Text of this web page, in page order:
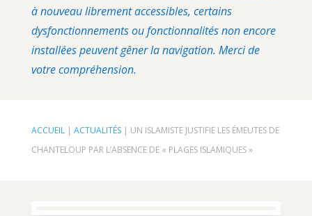
à nouveau librement accessibles, certains
dysfonctionnements ou fonctionnalités non encore
installées peuvent gêner la navigation. Merci de
votre compréhension.
ACCUEIL| ACTUALITÉS| UN ISLAMISTE JUSTIFIE LES ÉMEUTES DE
CHANTELOUP PAR L’ABSENCE DE « PLAGES ISLAMIQUES »